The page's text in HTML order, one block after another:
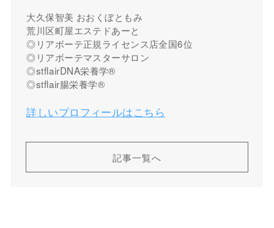
大久保智美 おおくぼともみ
荒川区町屋エステドあーと
◎リアボーテ正規ライセンス店全国6位
◎リアボーテマスターサロン
◎stflairDNA栄養学®︎
◎stflair腸栄養学®︎
詳しいプロフィールはこちら
記事一覧へ